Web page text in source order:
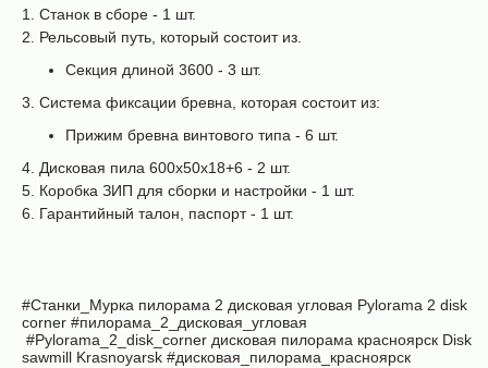
1. Станок в сборе - 1 шт.
2. Рельсовый путь, который состоит из.
Секция длиной 3600 - 3 шт.
3. Система фиксации бревна, которая состоит из:
Прижим бревна винтового типа - 6 шт.
4. Дисковая пила 600х50х18+6 - 2 шт.
5. Коробка ЗИП для сборки и настройки - 1 шт.
6. Гарантийный талон, паспорт - 1 шт.
#Станки_Мурка пилорама 2 дисковая угловая Pylorama 2 disk
corner #пилорама_2_дисковая_угловая
#Pylorama_2_disk_corner дисковая пилорама красноярск Disk
sawmill Krasnoyarsk #дисковая_пилорама_красноярск